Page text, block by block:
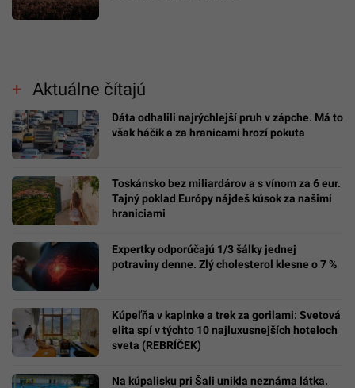
Aktuálne čítajú
Dáta odhalili najrýchlejší pruh v zápche. Má to
však háčik a za hranicami hrozí pokuta
Toskánsko bez miliardárov a s vínom za 6 eur.
Tajný poklad Európy nájdeš kúsok za našimi
hraniciami
Expertky odporúčajú 1/3 šálky jednej
potraviny denne. Zlý cholesterol klesne o 7 %
Kúpeľňa v kaplnke a trek za gorilami: Svetová
elita spí v týchto 10 najluxusnejších hoteloch
sveta (REBRÍČEK)
Na kúpalisku pri Šali unikla neznáma látka.